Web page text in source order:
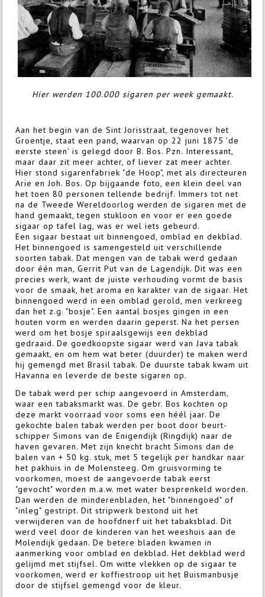
Hier werden 100.000 sigaren per week gemaakt.
Aan het begin van de Sint Jorisstraat, tegenover het
Groentje, staat een pand, waarvan op 22 juni 1875 'de
eerste steen' is gelegd door B. Bos. Pzn. Interessant,
maar daar zit meer achter, of liever zat meer achter.
Hier stond sigarenfabriek "de Hoop", met als directeuren
Arie en Joh. Bos. Op bijgaande foto, een klein deel van
het toen 80 personen tellende bedrijf. Immers tot net
na de Tweede Wereldoorlog werden de sigaren met de
hand gemaakt, tegen stukloon en voor er een goede
sigaar op tafel lag, was er wel iets gebeurd.
Een sigaar bestaat uit binnengoed, omblad en dekblad.
Het binnengoed is samengesteld uit verschillende
soorten tabak. Dat mengen van de tabak werd gedaan
door één man, Gerrit Put van de Lagendijk. Dit was een
precies werk, want de juiste verhouding vormt de basis
voor de smaak, het aroma en karakter van de sigaar. Het
binnengoed werd in een omblad gerold, men verkreeg
dan het z.g. "bosje". Een aantal bosjes gingen in een
houten vorm en werden daarin geperst. Na het persen
werd om het bosje spiraalsgewijs een dekblad
gedraaid. De goedkoopste sigaar werd van Java tabak
gemaakt, en om hem wat beter (duurder) te maken werd
hij gemengd met Brasil tabak. De duurste tabak kwam uit
Havanna en leverde de beste sigaren op.
De tabak werd per schip aangevoerd in Amsterdam,
waar een tabaksmarkt was. De gebr. Bos kochten op
deze markt voorraad voor soms een héél jaar. De
gekochte balen tabak werden per boot door beurt-
schipper Simons van de Enigendijk (Ringdijk) naar de
haven gevaren. Met zijn knecht bracht Simons dan de
balen van + 50 kg. stuk, met 5 tegelijk per handkar naar
het pakhuis in de Molensteeg. Om gruisvorming te
voorkomen, moest de aangevoerde tabak eerst
"gevocht" worden m.a.w. met water besprenkeld worden.
Dan werden de minderenbladen, het "binnengoed" of
"inleg" gestript. Dit stripwerk bestond uit het
verwijderen van de hoofdnerf uit het tabaksblad. Dit
werd veel door de kinderen van het weeshuis aan de
Molendijk gedaan. De betere bladen kwamen in
aanmerking voor omblad en dekblad. Het dekblad werd
gelijmd met stijfsel. Om witte vlekken op de sigaar te
voorkomen, werd er koffiestroop uit het Buismanbusje
door de stijfsel gemengd voor de kleur.